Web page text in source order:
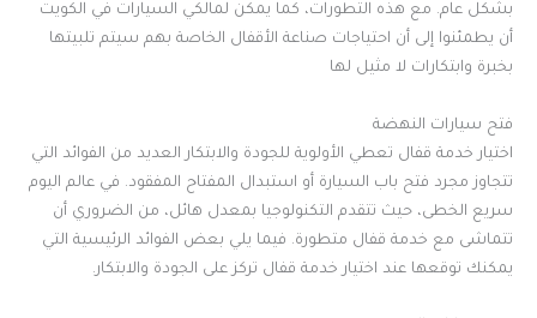
بشكل عام. مع هذه التطورات، كما يمكن لمالكي السيارات في الكويت
أن يطمئنوا إلى أن احتياجات صناعة الأقفال الخاصة بهم سيتم تلبيتها
بخبرة وابتكارات لا مثيل لها
فتح سيارات النهضة
اختيار خدمة قفال تعطي الأولوية للجودة والابتكار العديد من الفوائد التي
تتجاوز مجرد فتح باب السيارة أو استبدال المفتاح المفقود. في عالم اليوم
سريع الخطى، حيث تتقدم التكنولوجيا بمعدل هائل، من الضروري أن
تتماشى مع خدمة قفال متطورة. فيما يلي بعض الفوائد الرئيسية التي
يمكنك توقعها عند اختيار خدمة قفال تركز على الجودة والابتكار.